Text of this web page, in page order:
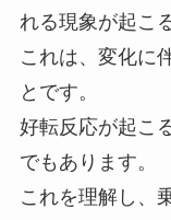
れる現象が起こ
これは、変化に
とです。
好転反応が起こ
でもあります。
これを理解し、